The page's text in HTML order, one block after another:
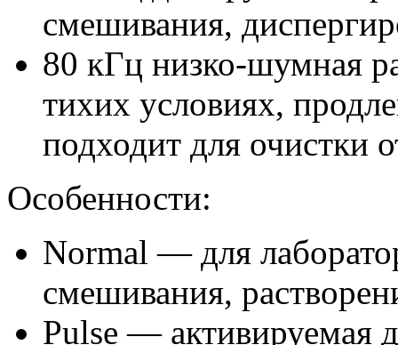
смешивания,
80 кГц низко-шумная
тихих условиях,
подходит для очистки
Особенности:
Normal — для
смешивания,
Pulse — активируемая